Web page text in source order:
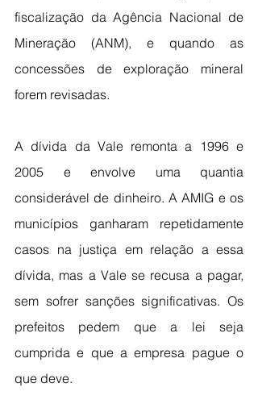
fiscalização da Agência Nacional de
Mineração (ANM), e quando as
concessões de exploração mineral
forem revisadas.
A dívida da Vale remonta a 1996 e
2005 e envolve uma quantia
considerável de dinheiro. A AMIG e os
municípios ganharam repetidamente
casos na justiça em relação a essa
dívida, mas a Vale se recusa a pagar,
sem sofrer sanções significativas. Os
prefeitos pedem que a lei seja
cumprida e que a empresa pague o
que deve.